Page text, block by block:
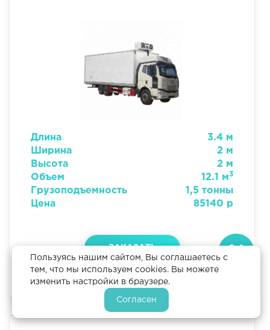
Пользуясь нашим сайтом, Вы соглашаетесь с
тем, что мы используем cookies. Вы можете
изменить настройки в браузере.
Согласен
Длина
3.4 м
Ширина
2 м
Высота
2 м
Объем
12.1 м3
Грузоподъемность
1,5 тонны
Цена
85140 р
ЗАКАЗАТЬ
Скидка
заявку